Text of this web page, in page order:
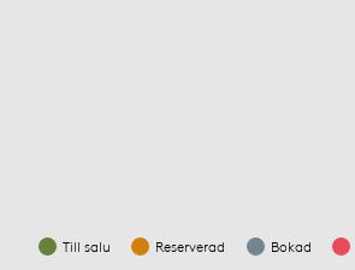
Till salu Reserverad Bokad